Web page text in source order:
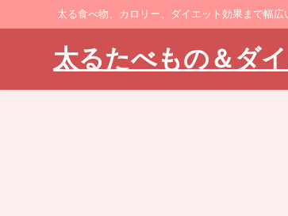
太る食べ物、カロリー、ダイエット効果まで幅
太るたべもの＆ダ